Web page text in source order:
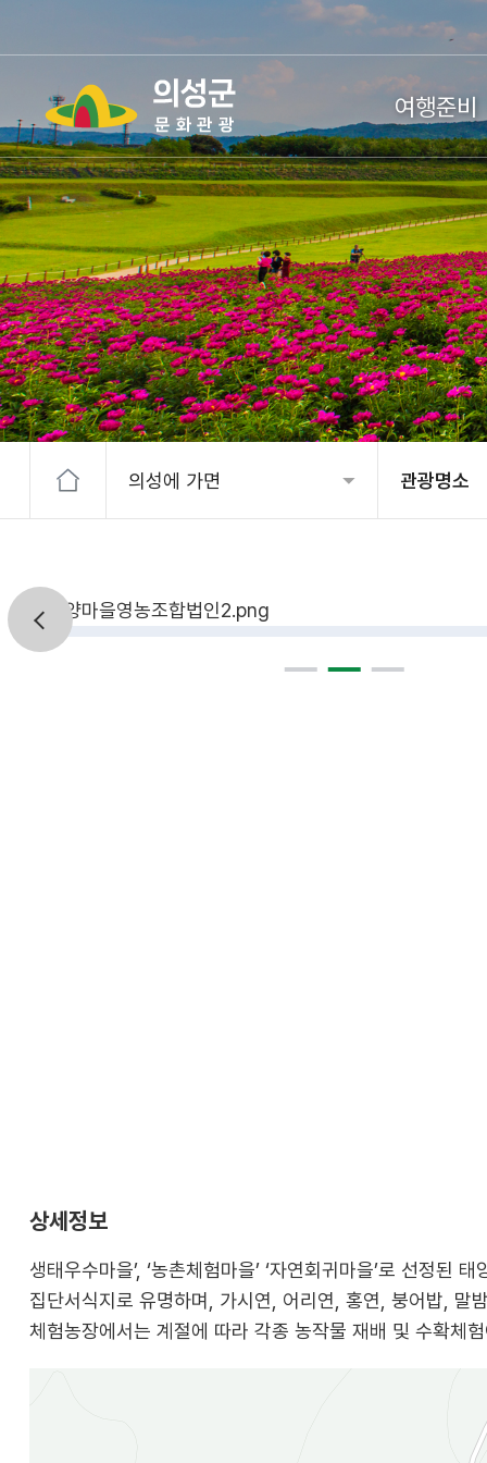
여행준비
의성에 가면 관광명소
상세정보
생태우수마을’, ‘농촌체험마을’ ‘자연회귀마을’로 선정
집단서식지로 유명하며, 가시연, 어리연, 홍연, 붕어밥, 말
체험농장에서는 계절에 따라 각종 농작물 재배 및 수확체